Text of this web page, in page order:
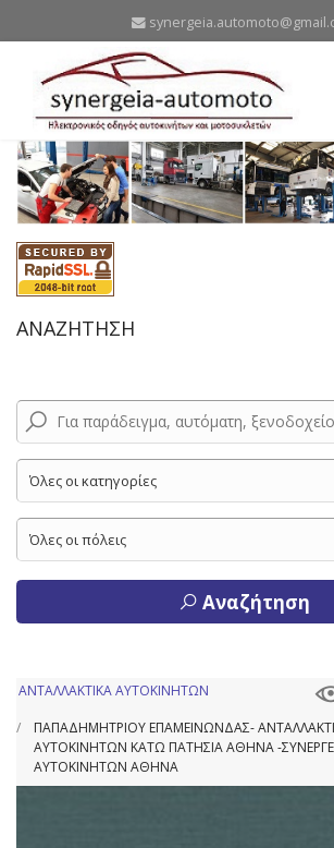
ΑΝΑΖΗΤΗΣΗ
Αναζήτηση
ΑΝΤΑΛΛΑΚΤΙΚΑ ΑΥΤΟΚΙΝΗΤΩΝ
ΠΑΠΑΔΗΜΗΤΡΙΟΥ ΕΠΑΜΕΙΝΩΝΔΑΣ-
ΑΥΤΟΚΙΝΗΤΩΝ ΚΑΤΩ ΠΑΤΗΣΙΑ ΑΘΗΝΑ -
ΑΥΤΟΚΙΝΗΤΩΝ ΑΘΗΝΑ